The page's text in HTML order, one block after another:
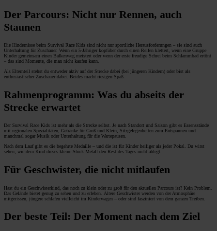
Der Parcours: Nicht nur Rennen, auch
Staunen
Die Hindernisse beim Survival Race Kids sind nicht nur sportliche Herausforderungen – sie sind auch
Unterhaltung für Zuschauer. Wenn ein 5-Jähriger kopfüber durch einen Reifen klettert, wenn eine Gruppe
Kinder gemeinsam einen Balkenweg meistert oder wenn der erste freudige Schrei beim Schlammbad ertönt
– das sind Momente, die man nicht kaufen kann.
Als Elternteil stehst du entweder aktiv auf der Strecke dabei (bei jüngeren Kindern) oder bist als
enthusiastischer Zuschauer dabei. Beides macht riesigen Spaß.
Rahmenprogramm: Was du abseits der
Strecke erwartet
Der Survival Race Kids ist mehr als die Strecke selbst. Je nach Standort und Saison gibt es Essensstände
mit regionalen Spezialitäten, Getränke für Groß und Klein, Sitzgelegenheiten zum Entspannen und
manchmal sogar Musik oder Unterhaltung für die Wartepausen.
Nach dem Lauf gibt es die begehrte Medaille – und die ist für Kinder heiliger als jeder Pokal. Du wirst
sehen, wie dein Kind dieses kleine Stück Metall den Rest des Tages nicht ablegt.
Für Geschwister, die nicht mitlaufen
Hast du ein Geschwisterkind, das noch zu klein oder zu groß für den aktuellen Parcours ist? Kein Problem.
Das Gelände bietet genug zu sehen und zu erleben. Ältere Geschwister werden von der Atmosphäre
mitgerissen, jüngere schlafen vielleicht im Kinderwagen – oder sind fasziniert von dem ganzen Treiben.
Der beste Teil: Der Moment nach dem Ziel